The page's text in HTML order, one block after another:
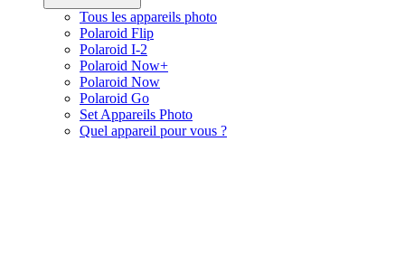
Tous les appareils photo
Polaroid Flip
Polaroid I-2
Polaroid Now+
Polaroid Now
Polaroid Go
Set Appareils Photo
Quel appareil pour vous ?